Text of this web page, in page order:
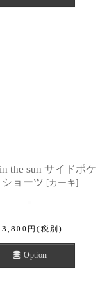
the sun サイドポケ
ショーツ [カーキ]
円 (税別)
Option